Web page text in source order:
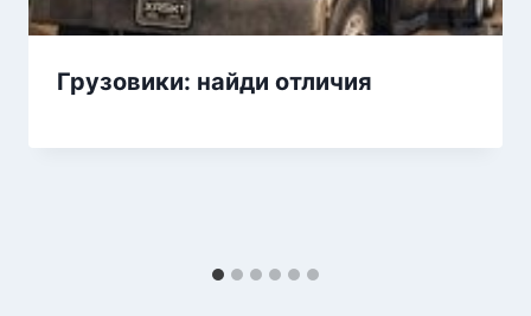
Грузовики: найди отличия